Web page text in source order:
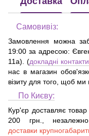
Самовивіз:
Замовлення можна
19:00 за адресою:
11а) . (докладні
нас в магазин
візиту для того, щоб ми
По Києву:
Кур'єр доставляє
200 грн.,
доставки